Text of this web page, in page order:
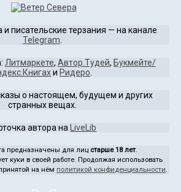
писательские терзания — на канале
Telegram
Литмаркете, Автор.Тудей, Букмейте/
и Ридеро
о настоящем, будущем и других
странных вещах.
автора на LiveLib
предназначены для лиц старше 18 лет.
куки в своей работе. Продолжая использовать
на нём политикой конфиденциальности.